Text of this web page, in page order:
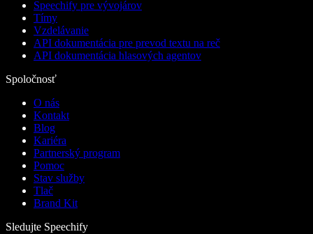
Speechify pre vývojárov
Tímy
Vzdelávanie
API dokumentácia pre prevod textu na reč
API dokumentácia hlasových agentov
Spoločnosť
O nás
Kontakt
Blog
Kariéra
Partnerský program
Pomoc
Stav služby
Tlač
Brand Kit
Sledujte Speechify